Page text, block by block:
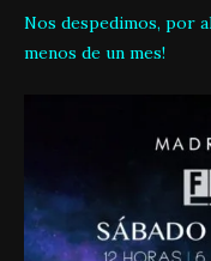
Nos despedimos, por
menos de un mes!